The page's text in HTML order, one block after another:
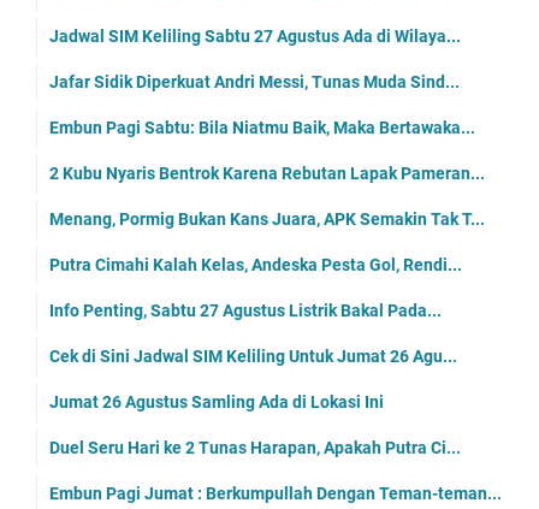
Jadwal SIM Keliling Sabtu 27 Agustus Ada di Wilaya...
Jafar Sidik Diperkuat Andri Messi, Tunas Muda Sind...
Embun Pagi Sabtu: Bila Niatmu Baik, Maka Bertawaka...
2 Kubu Nyaris Bentrok Karena Rebutan Lapak Pameran...
Menang, Pormig Bukan Kans Juara, APK Semakin Tak T...
Putra Cimahi Kalah Kelas, Andeska Pesta Gol, Rendi...
Info Penting, Sabtu 27 Agustus Listrik Bakal Pada...
Cek di Sini Jadwal SIM Keliling Untuk Jumat 26 Agu...
Jumat 26 Agustus Samling Ada di Lokasi Ini
Duel Seru Hari ke 2 Tunas Harapan, Apakah Putra Ci...
Embun Pagi Jumat : Berkumpullah Dengan Teman-teman...